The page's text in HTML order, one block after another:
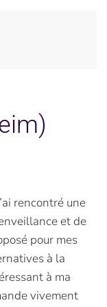
rencontré une
et de
pour mes
à la
à ma
vivement